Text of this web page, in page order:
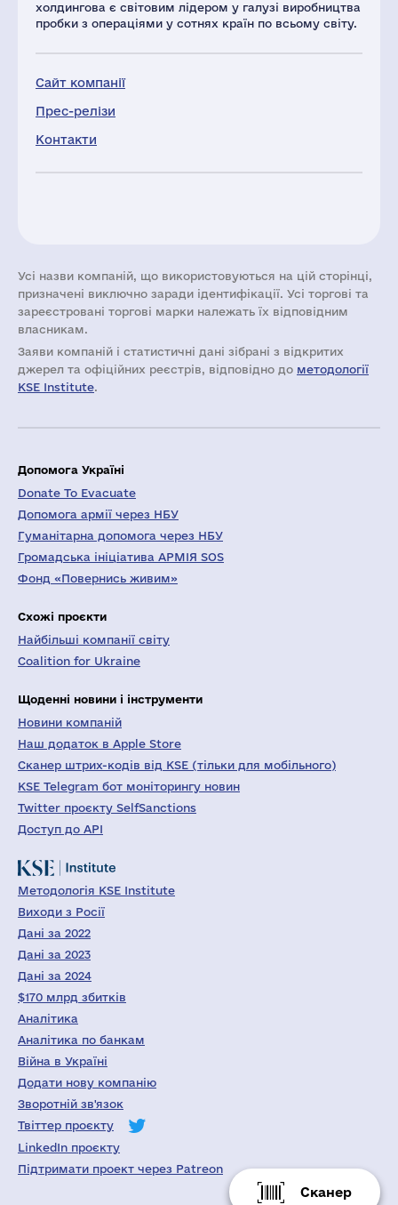
холдингова є світовим лідером у галузі виробництва
пробки з операціями у сотнях країн по всьому світу.
Сайт компанії
Прес-релізи
Контакти
Усі назви компаній, що використовуються на цій сторінці,
призначені виключно заради ідентифікації. Усі торгові та
зареєстровані торгові марки належать їх відповідним
власникам.
Заяви компаній i статистичні дані зібрані з відкритих
джерел та офіційних реєстрів, відповідно до методології
KSE Institute.
Сканер
Допомога Україні
Donate To Evacuate
Допомога армії через НБУ
Гуманітарна допомога через НБУ
Громадська ініціатива АРМІЯ SOS
Фонд «Повернись живим»
Схожі проєкти
Найбільші компанії світу
Coalition for Ukraine
Щоденні новини і інструменти
Новини компаній
Наш додаток в Apple Store
Сканер штрих-кодів від KSE (тільки для мобільного)
KSE Telegram бот моніторингу новин
Twitter проєкту SelfSanctions
Доступ до API
Методологія KSE Institute
Виходи з Росії
Дані за 2022
Дані за 2023
Дані за 2024
$170 млрд збитків
Аналітика
Аналітика по банкам
Війна в Україні
Додати нову компанію
Зворотній зв'язок
Твіттер проєкту
LinkedIn проєкту
Підтримати проект через Patreon